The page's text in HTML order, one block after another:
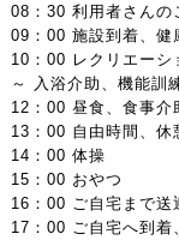
08：30 利用者さんの
09：00 施設到着、健
10：00 レクリエーシ
～ 入浴介助、機能訓
12：00 昼食、食事介
13：00 自由時間、休
14：00 体操
15：00 おやつ
16：00 ご自宅まで送
17：00 ご自宅へ到着